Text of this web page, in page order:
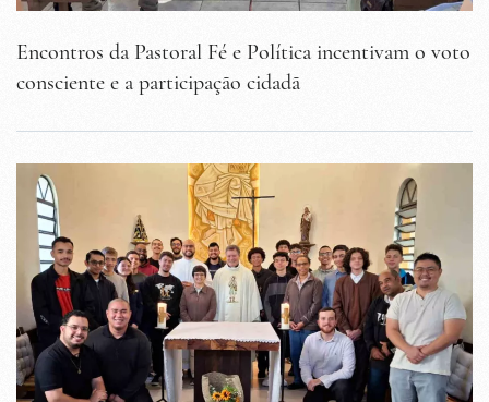
Encontros da Pastoral Fé e Política incentivam o voto
consciente e a participação cidadã